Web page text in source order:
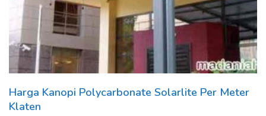
Harga Kanopi Polycarbonate Solarlite Per Meter
Klaten